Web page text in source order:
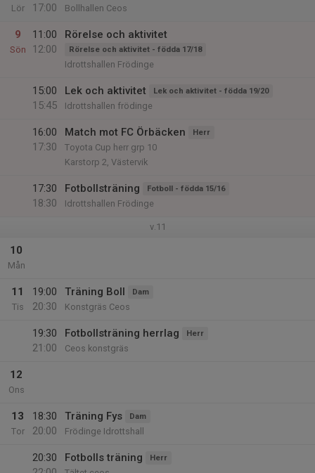
Lör
17:00
Bollhallen Ceos
9
Sön
11:00
12:00
Rörelse och aktivitet
Rörelse och aktivitet - födda 17/18
Idrottshallen Frödinge
15:00
15:45
Lek och aktivitet Lek och aktivitet - födda 19/20
Idrottshallen frödinge
16:00
17:30
Match mot FC Örbäcken Herr
Toyota Cup herr grp 10
Karstorp 2, Västervik
17:30
18:30
Fotbollsträning Fotboll - födda 15/16
Idrottshallen Frödinge
v.11
10
Mån
11
Tis
19:00
20:30
Träning Boll Dam
Konstgräs Ceos
19:30
21:00
Fotbollsträning herrlag Herr
Ceos konstgräs
12
Ons
13
Tor
18:30
20:00
Träning Fys Dam
Frödinge Idrottshall
20:30
Fotbolls träning Herr